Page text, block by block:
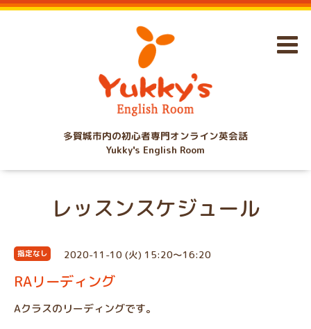
多賀城市内の初心者専門オンライン英会話
Yukky's English Room
レッスンスケジュール
指定なし 2020-11-10 (火) 15:20～16:20
RAリーディング
Aクラスのリーディングです。